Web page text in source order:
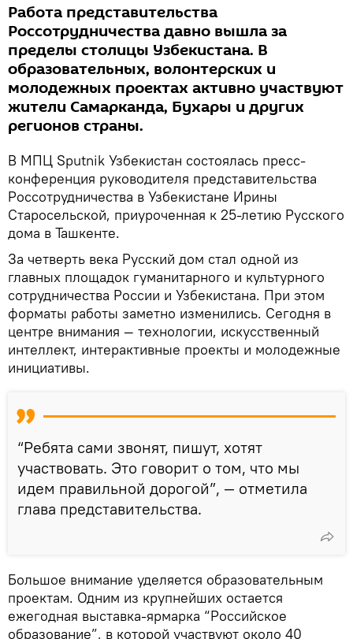
Работа представительства
Россотрудничества давно вышла за
пределы столицы Узбекистана. В
образовательных, волонтерских и
молодежных проектах активно участвуют
жители Самарканда, Бухары и других
регионов страны.
В МПЦ Sputnik Узбекистан состоялась пресс-
конференция руководителя представительства
Россотрудничества в Узбекистане Ирины
Старосельской, приуроченная к 25-летию Русского
дома в Ташкенте.
За четверть века Русский дом стал одной из
главных площадок гуманитарного и культурного
сотрудничества России и Узбекистана. При этом
форматы работы заметно изменились. Сегодня в
центре внимания — технологии, искусственный
интеллект, интерактивные проекты и молодежные
инициативы.
“Ребята сами звонят, пишут, хотят
участвовать. Это говорит о том, что мы
идем правильной дорогой”, — отметила
глава представительства.
Большое внимание уделяется образовательным
проектам. Одним из крупнейших остается
ежегодная выставка-ярмарка “Российское
образование”, в которой участвуют около 40